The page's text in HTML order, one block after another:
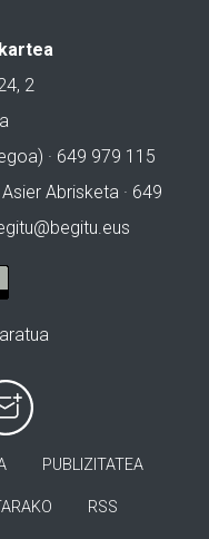
2
· 649 979 115
Abrisketa · 649
PUBLIZITATEA
RSS